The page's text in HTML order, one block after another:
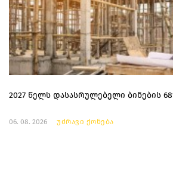
2027 წელს დასასრულებელი ბინების
06. 08. 2026 უძრავი ქონება